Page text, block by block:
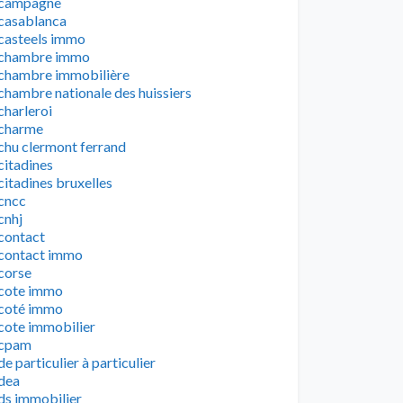
immo
immo
immobilière
nationale des huissiers
clermont ferrand
bruxelles
immo
immo
immo
immobilier
particulier à particulier
immobilier